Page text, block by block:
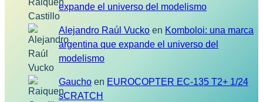
expande el universo del modelismo
Alejandro Raúl Vucko en Komboloi: una marca
argentina que expande el universo del
modelismo
Gaucho en EUROCOPTER EC-135 T2+ 1/24
sCRATCH